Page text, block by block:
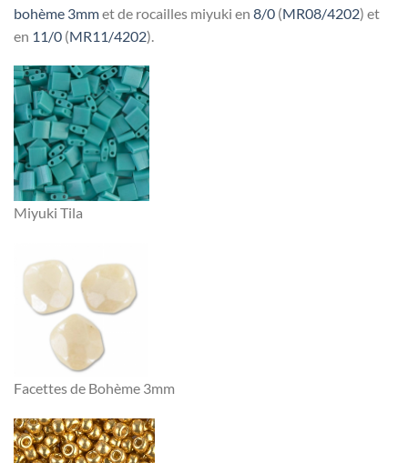
bohème 3mmet de rocailles miyuki en 8/0 (MR08/4202) et
en 11/0 (MR11/4202).
Miyuki Tila
Facettes de Bohème 3mm